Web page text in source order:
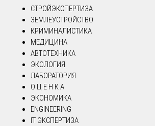
СТРОЙЭКСПЕРТИЗА
ЗЕМЛЕУСТРОЙСТВО
КРИМИНАЛИСТИКА
МЕДИЦИНА
АВТОТЕХНИКА
ЭКОЛОГИЯ
ЛАБОРАТОРИЯ
О Ц Е Н К А
ЭКОНОМИКА
ENGINEERING
IT ЭКСПЕРТИЗА